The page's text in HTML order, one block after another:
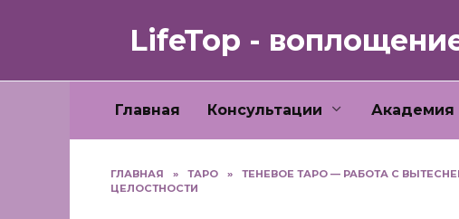
LifeTop -
Главная Консультации Академия
ГЛАВНАЯ » ТАРО »
ТЕНЕВОЕ ТАРО — РАБОТА С
ЦЕЛОСТНОСТИ